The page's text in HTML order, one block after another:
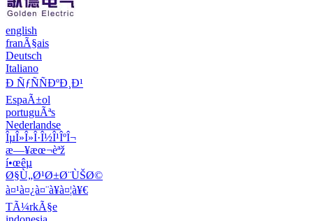
english
franÃ§ais
Deutsch
Italiano
Ð ÑƒÑÑÐºÐ¸Ð¹
EspaÃ±ol
portuguÃªs
Nederlandse
ÎµÎ»Î»Î·Î½Î¹ÎºÎ¬
æ—¥æœ¬èªž
í•œêµ­
Ø§Ù„Ø¹Ø±Ø¨ÙŠØ©
à¤¹à¤¿à¤¨à¥à¤¦à¥€
TÃ¼rkÃ§e